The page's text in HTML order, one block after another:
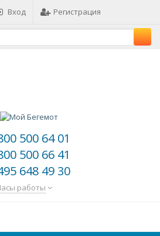
Вход Регистрация
500 64 01
500 66 41
648 49 30
работы